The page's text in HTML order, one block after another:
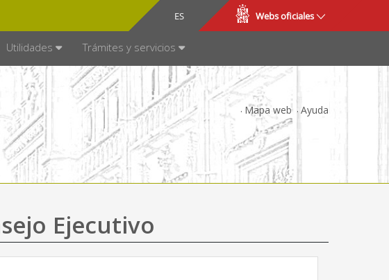
ES
CA Webs oficiales
Utilidades Trámites y servicios
Mapa web Ayuda
Ejecutivo